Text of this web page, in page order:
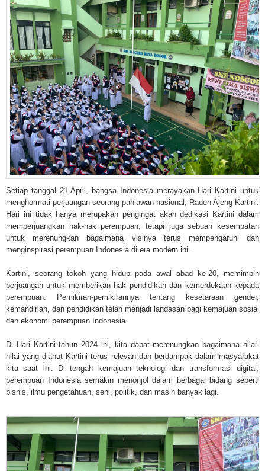
Setiap tanggal 21 April, bangsa Indonesia merayakan Hari Kartini untuk
menghormati perjuangan seorang pahlawan nasional, Raden Ajeng Kartini.
Hari ini tidak hanya merupakan pengingat akan dedikasi Kartini dalam
memperjuangkan hak-hak perempuan, tetapi juga sebuah kesempatan
untuk merenungkan bagaimana visinya terus mempengaruhi dan
menginspirasi perempuan Indonesia di era modern ini.
Kartini, seorang tokoh yang hidup pada awal abad ke-20, memimpin
perjuangan untuk memberikan hak pendidikan dan kemerdekaan kepada
perempuan. Pemikiran-pemikirannya tentang kesetaraan gender,
kemandirian, dan pendidikan telah menjadi landasan bagi kemajuan sosial
dan ekonomi perempuan Indonesia.
Di Hari Kartini tahun 2024 ini, kita dapat merenungkan bagaimana nilai-
nilai yang dianut Kartini terus relevan dan berdampak dalam masyarakat
kita saat ini. Di tengah kemajuan teknologi dan transformasi digital,
perempuan Indonesia semakin menonjol dalam berbagai bidang seperti
bisnis, ilmu pengetahuan, seni, politik, dan masih banyak lagi.